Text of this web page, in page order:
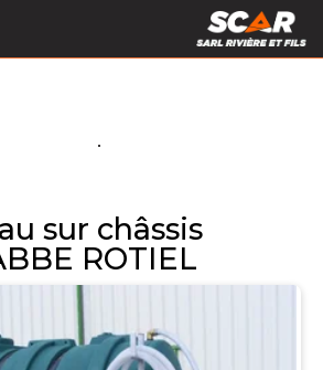
sur châssis
ROTIEL